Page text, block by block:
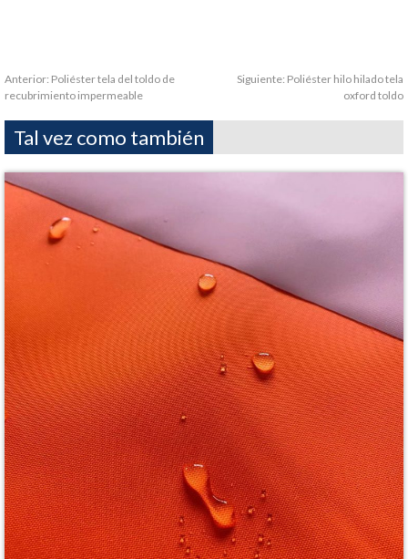
Anterior: Poliéster tela del toldo de
recubrimiento impermeable
Siguiente: Poliéster hilo hilado tela
oxford toldo
Tal vez como también